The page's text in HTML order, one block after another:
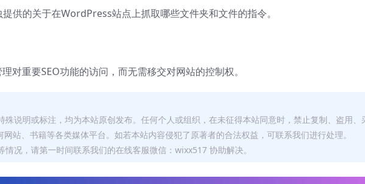
供的关于在WordPress站点上抓取哪些文件夹和文件的指令。
对重要SEO功能的访问，而无需移交对网站的控制权。
殊说明或标注，均为本站原创发布。任何个人或组织，在未征得本站同意时，禁止复制、盗用、
站、书籍等各类媒体平台。如若本站内容侵犯了原著者的合法权益，可联系我们进行处理。
情况，请第一时间联系我们的在线客服微信：wixx517 协助解决。